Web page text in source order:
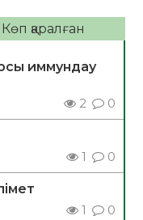
Көп қаралған
иммундау
2 0
1 0
1 0